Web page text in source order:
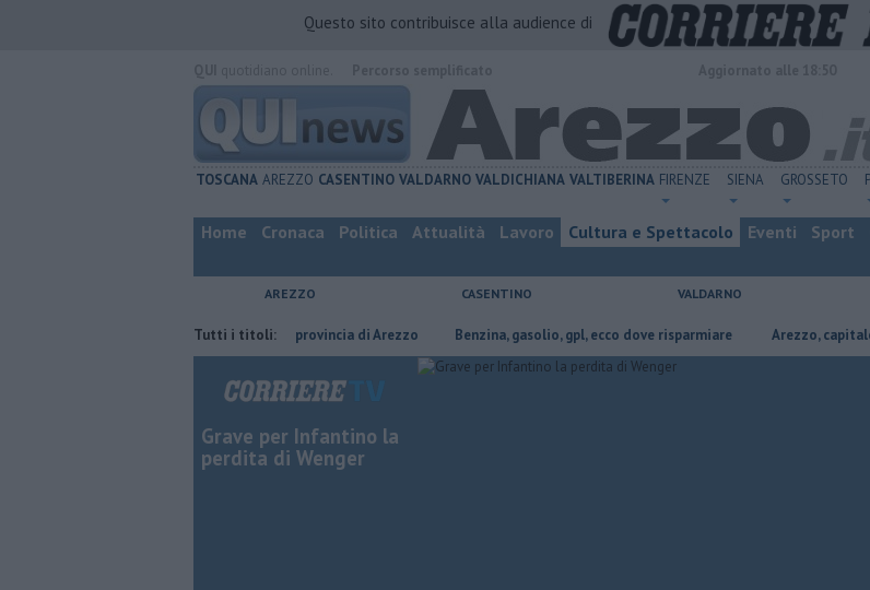
Questo sito contribuisce alla audience di
TOSCANA AREZZO CASENTINO VALDARNO VALDICHIANA VALTIBERINA FIRENZE SIENA GROSSETO
Home Cronaca Politica Attualità Lavoro Cultura e Spettacolo Eventi Sport
AREZZO CASENTINO VALDARNO
Tutti i titoli:
​Tutte le offerte di lavoro in provincia di Arezzo ​Benzina, gasolio, gpl, ecco dove risparmiare Arezzo, capitale
Grave per Infantino la
perdita di Wenger